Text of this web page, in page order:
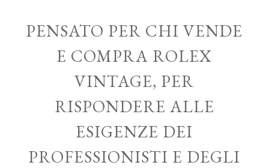
PENSATO PER CHI VENDE
E COMPRA ROLEX
VINTAGE, PER
RISPONDERE ALLE
ESIGENZE DEI
PROFESSIONISTI E DEGLI